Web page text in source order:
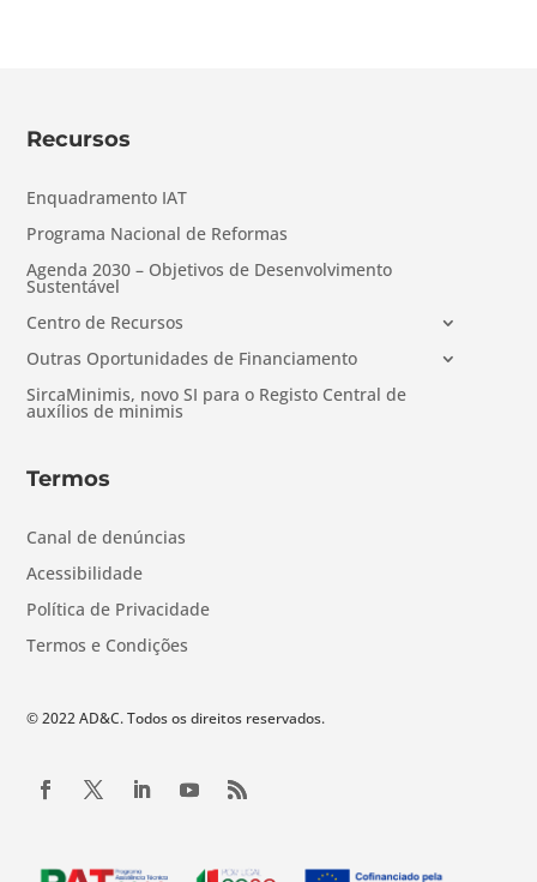
Recursos
Enquadramento IAT
Programa Nacional de Reformas
Agenda 2030 – Objetivos de Desenvolvimento
Sustentável
Centro de Recursos
Outras Oportunidades de Financiamento
SircaMinimis, novo SI para o Registo Central de
auxílios de minimis
Termos
Canal de denúncias
Acessibilidade
Política de Privacidade
Termos e Condições
© 2022 AD&C. Todos os direitos reservados.